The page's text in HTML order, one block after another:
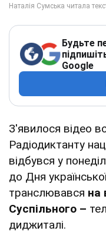
Будьте
Google
З'явилося відео
Радіодиктанту
відбувся у
до Дня
транслювався на
Суспільного –
диджиталі.